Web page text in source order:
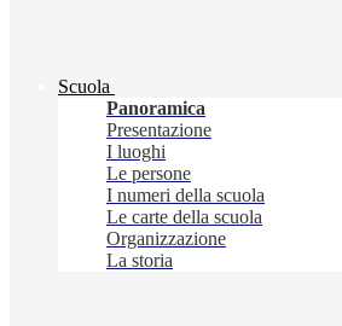
Scuola
Panoramica
Presentazione
I luoghi
Le persone
I numeri della scuola
Le carte della scuola
Organizzazione
La storia